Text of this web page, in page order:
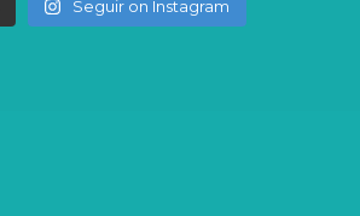
Seguir on Instagram